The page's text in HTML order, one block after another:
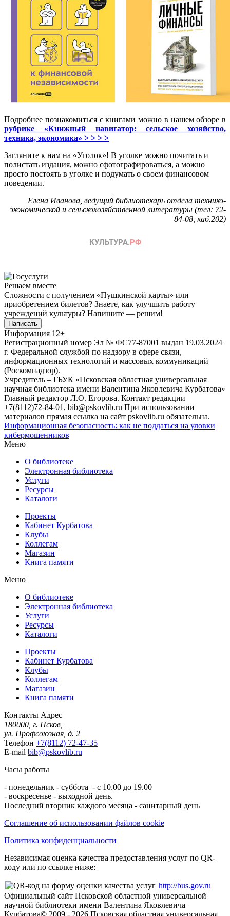
Подробнее познакомиться с книгами можно в нашем обзоре в
рубрике «Книжный навигатор: сельское хозяйство,
техника, экономика» > > > >
Загляните к нам на «Уголок»! В уголке можно почитать и
полистать издания, можно сфотографироваться, а можно
просто постоять в уголке и подумать о своем финансовом
поведении.
Елена Иванова, ведущий библиотекарь отдела технико-
экономической и сельскохозяйственной литературы (тел: 72-
84-08, каб.202)
Решаем вместе
Сложности с получением «Пушкинской карты» или
приобретением билетов? Знаете, как улучшить работу
учреждений культуры? Напишите — решим!
Написать
Информация 12+
Регистрационный номер Эл № ФС77-87001 выдан 19.03.2024
г. Федеральной службой по надзору в сфере связи,
информационных технологий и массовых коммуникаций
(Роскомнадзор).
Учредитель – ГБУК «Псковская областная универсальная
научная библиотека имени Валентина Яковлевича Курбатова»
Главный редактор Л.О. Егорова. Контакт редакции
+7(8112)72-84-01, bib@pskovlib.ru При использовании
материалов прямая ссылка на сайт pskovlib.ru обязательна.
Информационная безопасность: как не поддаться на уловки
кибермошенников
Меню
О библиотеке
Электронная библиотека
Услуги
Ресурсы
Каталоги
Проекты
Кабинет Курбатова
Клубы
Коллегам
Магазин
Книга памяти
Меню
О библиотеке
Электронная библиотека
Услуги
Ресурсы
Каталоги
Проекты
Кабинет Курбатова
Клубы
Коллегам
Магазин
Книга памяти
Контакты Адрес
180000, г. Псков,
ул. Профсоюзная, д. 2
Телефон +7(8112) 72-47-35
E-mail bib@pskovlib.ru
Часы работы
- понедельник - суббота - с 10.00 до 19.00
- воскресенье - выходной день.
Последний вторник каждого месяца - санитарный день
Соглашение об использовании файлов cookie
Политика конфиденциальности
Независимая оценка качества предоставления услуг по QR-
коду или по ссылке ниже:
http://bus.gov.ru
Официальный сайт Псковской областной универсальной
научной библиотеки имени Валентина Яковлевича